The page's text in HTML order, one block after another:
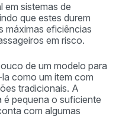
em sistemas de
que estes durem
máximas eficiências
em risco.
de um modelo para
como um item com
tradicionais. A
pequena o suficiente
com algumas